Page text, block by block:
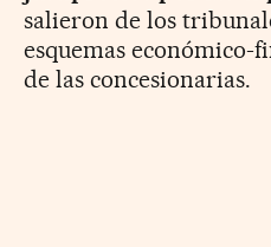
salieron de los
esquemas económico-
de las concesionarias.